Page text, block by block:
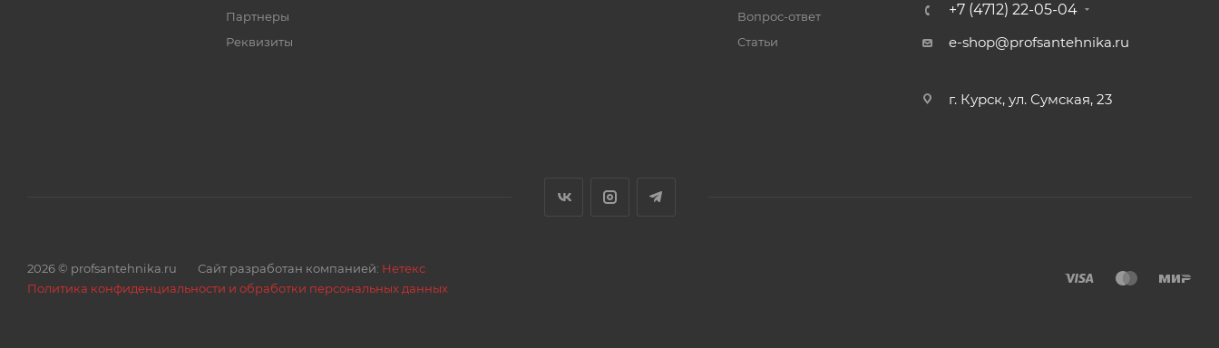
Партнеры
Реквизиты
Вопрос-ответ
Статьи
+7 (4712) 22-05-04
e-shop@profsantehnika.ru
г. Курск, ул. Сумская, 23
2026 © profsantehnika.ru Сайт разработан компанией: Нетекс
Политика конфиденциальности и обработки персональных данных